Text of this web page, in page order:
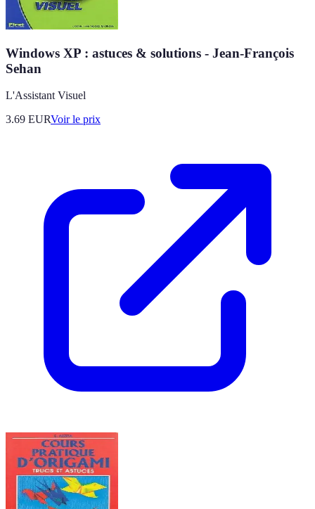
Windows XP : astuces & solutions - Jean-François
Sehan
L'Assistant Visuel
3.69 EURVoir le prix